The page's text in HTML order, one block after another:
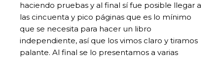
haciendo pruebas y al final sí fue posible llegar a
las cincuenta y pico páginas que es lo mínimo
que se necesita para hacer un libro
independiente, así que los vimos claro y tiramos
palante. Al final se lo presentamos a varias